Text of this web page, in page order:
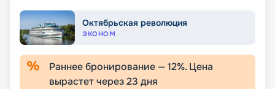
Октябрьская революция
ЭКОНОМ
Раннее бронирование —12%. Цена
вырастет через23 дня